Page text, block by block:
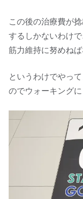
この後の治療費が
するしかないわけ
筋力維持に努めねば
というわけでやっ
のでウォーキングに